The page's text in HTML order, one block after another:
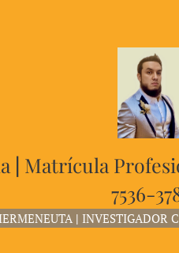
| Matrícula
7536-
| INVESTIGADOR